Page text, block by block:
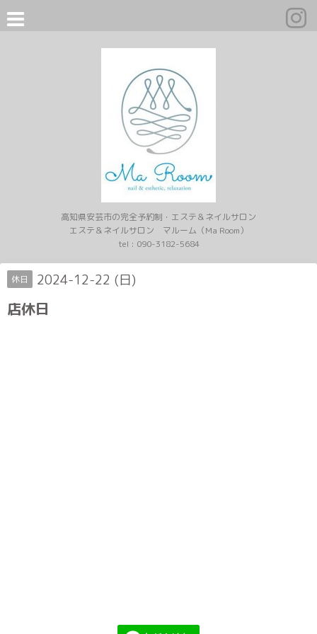
高知県安芸市の完全予約制・エステ＆ネイルサロン
エステ＆ネイルサロン マルーム（Ma Room）
tel : 090-3182-5684
休日 2024-12-22 (日)
店休日